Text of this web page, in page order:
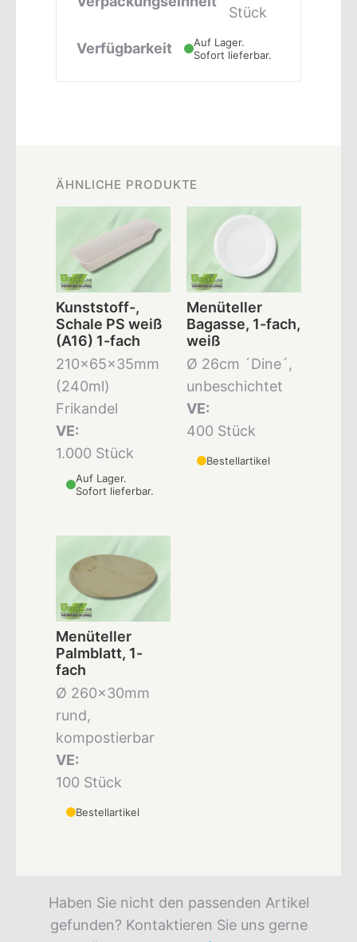
Stück
Verfügbarkeit
Auf Lager.
Sofort lieferbar.
ÄHNLICHE PRODUKTE
Kunststoff-,
Schale PS weiß
(A16) 1-fach
210x65x35mm
(240ml)
Frikandel
VE:
1.000 Stück
Auf Lager.
Sofort lieferbar.
Menüteller
Bagasse, 1-fach,
weiß
Ø 26cm ´Dine´,
unbeschichtet
VE:
400 Stück
Bestellartikel
Menüteller
Palmblatt, 1-
fach
Ø 260x30mm
rund,
kompostierbar
VE:
100 Stück
Bestellartikel
Haben Sie nicht den passenden Artikel
gefunden? Kontaktieren Sie uns gerne